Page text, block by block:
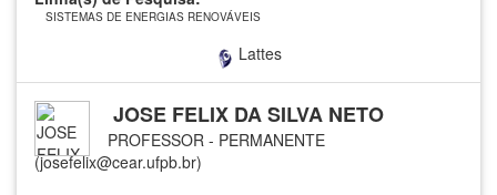
SISTEMAS DE ENERGIAS RENOVÁVEIS
Lattes
JOSE FELIX DA SILVA NETO
PROFESSOR - PERMANENTE
(josefelix@cear.ufpb.br)